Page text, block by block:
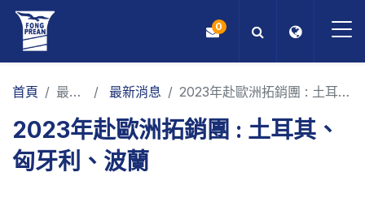
OEM/ODM
產品
應用
0
首頁 最新消息 最新消息 2023年赴歐洲拓銷團 : 土耳其、匈牙利、波蘭
2023年赴歐洲拓銷團 : 土耳其、
匈牙利、波蘭